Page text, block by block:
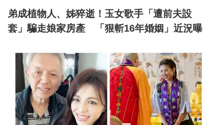
弟成植物人、姊猝逝！玉女歌手「遭前夫設
套」騙走娘家房產 「狠斬16年婚姻」近況曝